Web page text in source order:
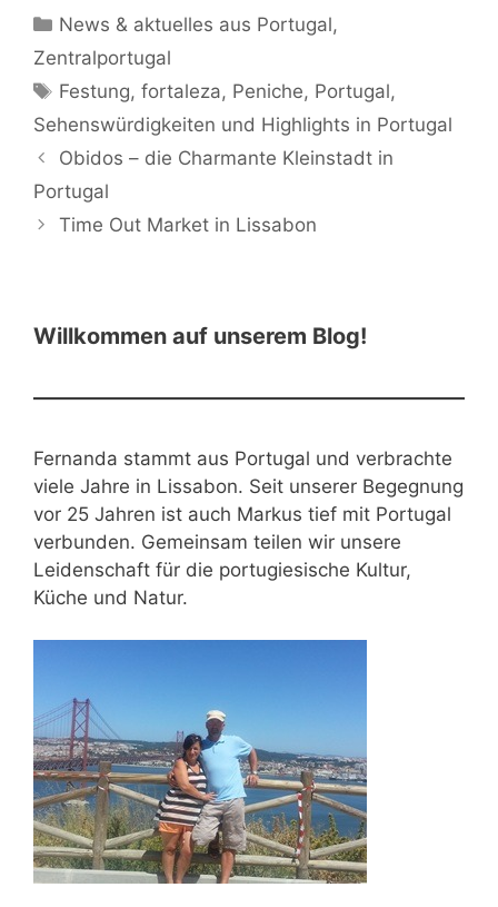
Kategorien
News & aktuelles aus Portugal,
Zentralportugal
Schlagwörter
Festung,fortaleza, Peniche, Portugal,
Sehenswürdigkeiten und Highlights in Portugal
Obidos – die Charmante Kleinstadt in
Portugal
Time Out Market in Lissabon
Willkommen auf unserem Blog!
Fernanda stammt aus Portugal und verbrachte
viele Jahre in Lissabon. Seit unserer Begegnung
vor 25 Jahren ist auch Markus tief mit Portugal
verbunden. Gemeinsam teilen wir unsere
Leidenschaft für die portugiesische Kultur,
Küche und Natur.